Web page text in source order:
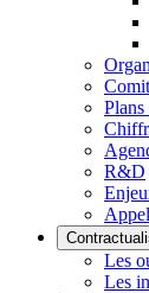
R&D
Les
Les